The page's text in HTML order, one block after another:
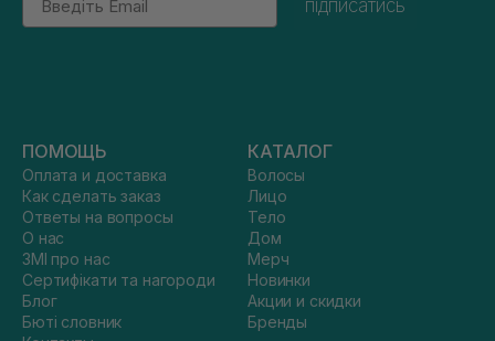
підписатись
ПОМОЩЬ
Оплата и доставка
Как сделать заказ
Ответы на вопросы
О нас
ЗМІ про нас
Сертифікати та нагороди
Блог
Бюті словник
КАТАЛОГ
Волосы
Лицо
Тело
Дом
Мерч
Новинки
Акции и скидки
Бренды